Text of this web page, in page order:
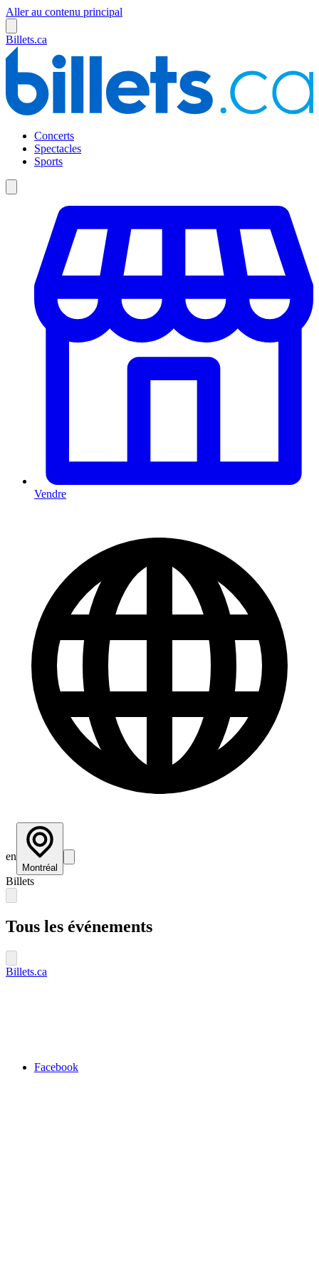
Aller au contenu principal
Billets.ca
Concerts
Spectacles
Sports
Vendre
en
Montréal
Billets
Tous les événements
Billets.ca
Facebook